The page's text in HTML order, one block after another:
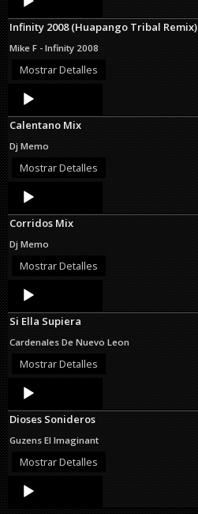
Player
Infinity 2008 (Huapango Tribal Remix)
Mike F - Infinity 2008
Mostrar Detalles
Audio
Player
Calentano Mix
Dj Memo
Mostrar Detalles
Audio
Player
Corridos Mix
Dj Memo
Mostrar Detalles
Audio
Player
Si Ella Supiera
Cardenales De Nuevo Leon
Mostrar Detalles
Audio
Player
Dioses Sonideros
Guzens El Imaginant
Mostrar Detalles
Audio
Player